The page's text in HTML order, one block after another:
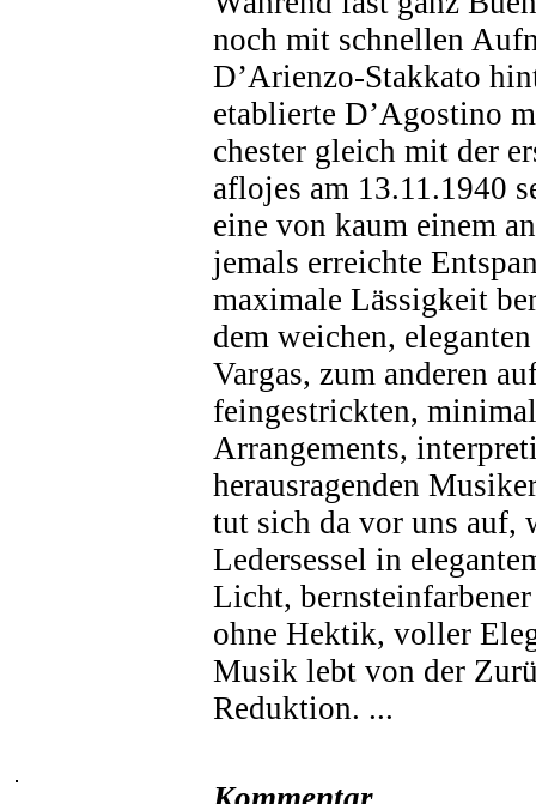
noch mit schnellen
D’Arienzo-Stakkato
etablierte D’Agostino
chester gleich mit der
aflojes am 13.11.1940
eine von kaum einem
jemals erreichte
maximale Lässigkeit
dem weichen,
Vargas, zum anderen
feingestrickten,
Arrangements,
herausragenden
tut sich da vor uns auf,
Ledersessel in
Licht,
ohne Hektik, voller
Musik lebt von der
Reduktion. ...